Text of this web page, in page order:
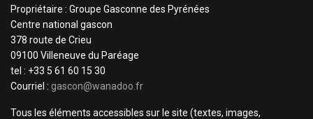
Propriétaire : Groupe Gasconne des Pyrénées
Centre national gascon
378 route de Crieu
09100 Villeneuve du Paréage
tel : +33 5 61 60 15 30
Courriel : gascon@wanadoo.fr
Tous les éléments accessibles sur le site (textes, images,